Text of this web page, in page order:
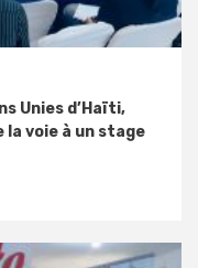
Unies d’Haïti,
la voie à un stage